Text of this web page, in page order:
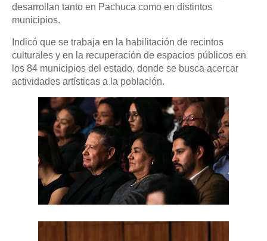
desarrollan tanto en Pachuca como en distintos
municipios.
Indicó que se trabaja en la habilitación de recintos
culturales y en la recuperación de espacios públicos en
los 84 municipios del estado, donde se busca acercar
actividades artísticas a la población.